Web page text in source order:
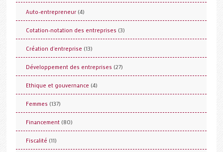
Auto-entrepreneur (4)
Cotation-notation des entreprises (3)
Création d'entreprise (13)
Développement des entreprises (27)
Ethique et gouvernance (4)
Femmes (137)
Financement (80)
Fiscalité (11)